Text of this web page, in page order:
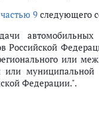
частью 9 следующего
Российской
или
муниципальной
Федерации.".